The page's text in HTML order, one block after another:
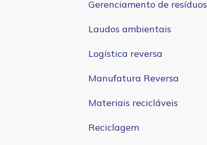
Gerenciamento de resíduos
Laudos ambientais
Logística reversa
Manufatura Reversa
Materiais recicláveis
Reciclagem